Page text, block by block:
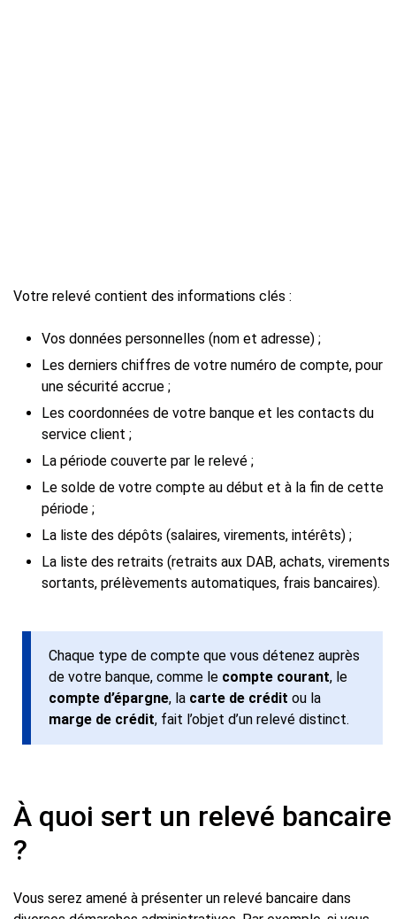
Votre relevé contient des informations clés :
Vos données personnelles (nom et adresse) ;
Les derniers chiffres de votre numéro de compte, pour
une sécurité accrue ;
Les coordonnées de votre banque et les contacts du
service client ;
La période couverte par le relevé ;
Le solde de votre compte au début et à la fin de cette
période ;
La liste des dépôts (salaires, virements, intérêts) ;
La liste des retraits (retraits aux DAB, achats, virements
sortants, prélèvements automatiques, frais bancaires).
Chaque type de compte que vous détenez auprès
de votre banque, comme le compte courant, le
compte d’épargne, la carte de crédit ou la
marge de crédit, fait l’objet d’un relevé distinct.
À quoi sert un relevé bancaire
?
Vous serez amené à présenter un relevé bancaire dans